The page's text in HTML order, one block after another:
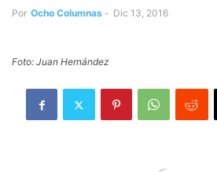
Por Ocho Columnas - Dic 13, 2016
Foto: Juan Hernández